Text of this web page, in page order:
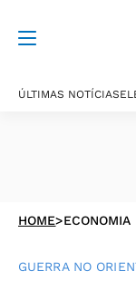
ÚLTIMAS NOTÍCIAS
HOME>ECONOMIA
GUERRA NO